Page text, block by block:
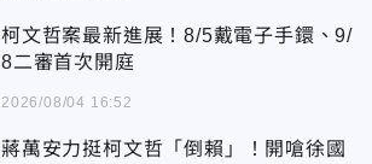
柯文哲案最新進展！8/5戴電子手鐶、9/
8二審首次開庭
2026/08/04 16:52
蔣萬安力挺柯文哲「倒賴」！開嗆徐國